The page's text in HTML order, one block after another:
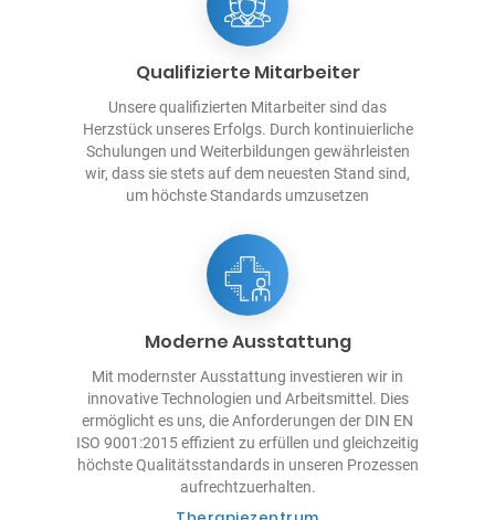
Qualifizierte Mitarbeiter
Unsere qualifizierten Mitarbeiter sind das
Herzstück unseres Erfolgs. Durch kontinuierliche
Schulungen und Weiterbildungen gewährleisten
wir, dass sie stets auf dem neuesten Stand sind,
um höchste Standards umzusetzen
Moderne Ausstattung
Mit modernster Ausstattung investieren wir in
innovative Technologien und Arbeitsmittel. Dies
ermöglicht es uns, die Anforderungen der DIN EN
ISO 9001:2015 effizient zu erfüllen und gleichzeitig
höchste Qualitätsstandards in unseren Prozessen
aufrechtzuerhalten.